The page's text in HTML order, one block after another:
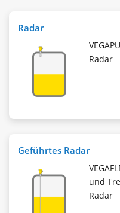
Radar
Radar
Geführtes Radar
und
Radar